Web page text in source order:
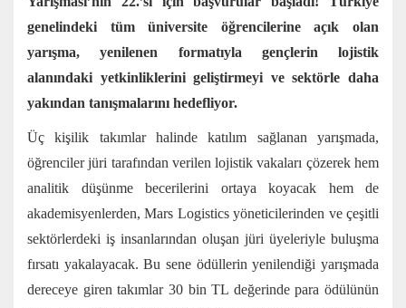
genelindeki tüm üniversite öğrencilerine açık olan
yarışma, yenilenen formatıyla gençlerin lojistik
alanındaki yetkinliklerini geliştirmeyi ve sektörle daha
yakından tanışmalarını hedefliyor.
Üç kişilik takımlar halinde katılım sağlanan yarışmada,
öğrenciler jüri tarafından verilen lojistik vakaları çözerek hem
analitik düşünme becerilerini ortaya koyacak hem de
akademisyenlerden, Mars Logistics yöneticilerinden ve çeşitli
sektörlerdeki iş insanlarından oluşan jüri üyeleriyle buluşma
fırsatı yakalayacak. Bu sene ödüllerin yenilendiği yarışmada
dereceye giren takımlar 30 bin TL değerinde para ödülünün